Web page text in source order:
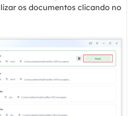
os documentos clicando no